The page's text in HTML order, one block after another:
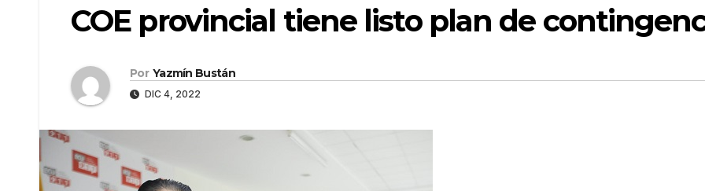
COE provincial tiene listo plan de
Por Yazmín Bustán
DIC 4, 2022